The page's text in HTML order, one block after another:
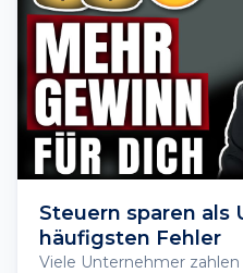
Steuern sparen als
häufigsten Fehler
Viele Unternehmer